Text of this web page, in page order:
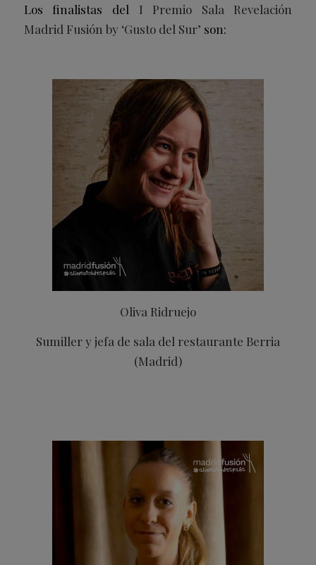
Los finalistas del I Premio Sala Revelación
Madrid Fusión by ‘Gusto del Sur’ son:
Oliva Ridruejo
Sumiller y jefa de sala del restaurante Berria
(Madrid)